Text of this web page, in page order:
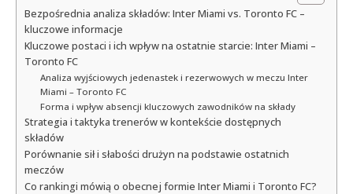
Bezpośrednia analiza składów: Inter Miami vs. Toronto FC –
kluczowe informacje
Kluczowe postaci i ich wpływ na ostatnie starcie: Inter Miami –
Toronto FC
Analiza wyjściowych jedenastek i rezerwowych w meczu Inter
Miami – Toronto FC
Forma i wpływ absencji kluczowych zawodników na składy
Strategia i taktyka trenerów w kontekście dostępnych
składów
Porównanie sił i słabości drużyn na podstawie ostatnich
meczów
Co rankingi mówią o obecnej formie Inter Miami i Toronto FC?